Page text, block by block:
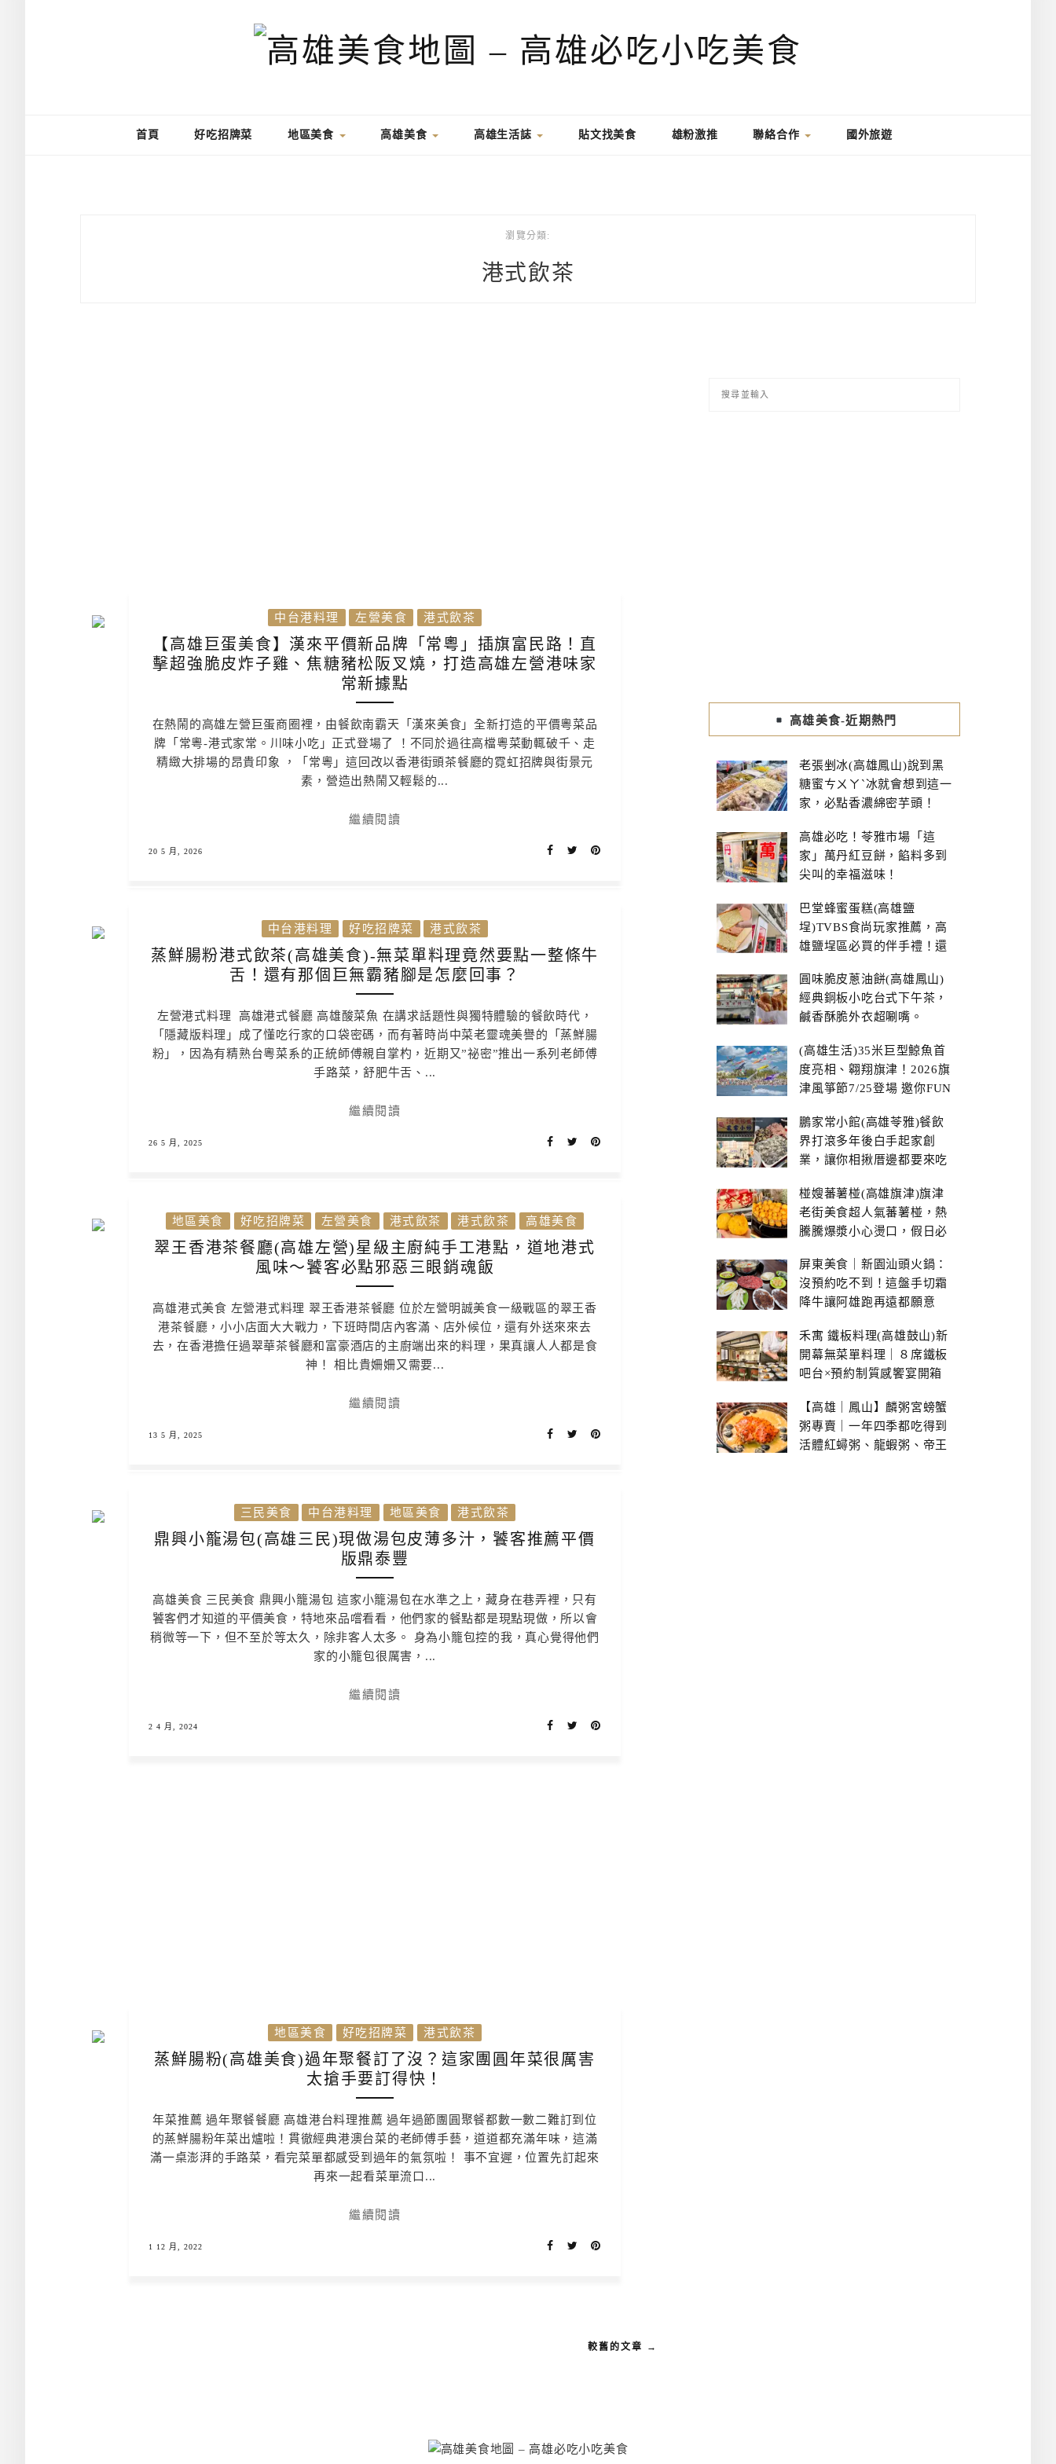
首頁 好吃招牌菜 地區美食 高雄美食 高雄生活誌 貼文找美食 雄粉激推 聯絡合作 國外旅遊
瀏覽分類:
港式飲茶
中台港料理 左營美食 港式飲茶
【高雄巨蛋美食】漢來平價新品牌「常粵」插旗富民路！直
擊超強脆皮炸子雞、焦糖豬松阪叉燒，打造高雄左營港味家
常新據點
在熱鬧的高雄左營巨蛋商圈裡，由餐飲南霸天「漢來美食」全新打造的平價粵菜品
牌「常粵-港式家常。川味小吃」正式登場了 ！不同於過往高檔粵菜動輒破千、走
精緻大排場的昂貴印象 ，「常粵」這回改以香港街頭茶餐廳的霓虹招牌與街景元
素，營造出熱鬧又輕鬆的...
繼續閱讀
20 5 月, 2026
中台港料理 好吃招牌菜 港式飲茶
蒸鮮腸粉港式飲茶(高雄美食)-無菜單料理竟然要點一整條牛
舌！還有那個巨無霸豬腳是怎麼回事？
左營港式料理 高雄港式餐廳 高雄酸菜魚 在講求話題性與獨特體驗的餐飲時代，
「隱藏版料理」成了懂吃行家的口袋密碼，而有著時尚中菜老靈魂美譽的「蒸鮮腸
粉」，因為有精熟台粵菜系的正統師傅親自掌杓，近期又”祕密”推出一系列老師傅
手路菜，舒肥牛舌、...
繼續閱讀
26 5 月, 2025
地區美食 好吃招牌菜 左營美食 港式飲茶 港式飲茶 高雄美食
翠王香港茶餐廳(高雄左營)星級主廚純手工港點，道地港式
風味～饕客必點邪惡三眼銷魂飯
高雄港式美食 左營港式料理 翠王香港茶餐廳 位於左營明誠美食一級戰區的翠王香
港茶餐廳，小小店面大大戰力，下班時間店內客滿、店外候位，還有外送來來去
去，在香港擔任過翠華茶餐廳和富豪酒店的主廚端出來的料理，果真讓人人都是食
神！ 相比貴姍姍又需要...
繼續閱讀
13 5 月, 2025
三民美食 中台港料理 地區美食 港式飲茶
鼎興小籠湯包(高雄三民)現做湯包皮薄多汁，饕客推薦平價
版鼎泰豐
高雄美食 三民美食 鼎興小籠湯包 這家小籠湯包在水準之上，藏身在巷弄裡，只有
饕客們才知道的平價美食，特地來品嚐看看，他們家的餐點都是現點現做，所以會
稍微等一下，但不至於等太久，除非客人太多。 身為小籠包控的我，真心覺得他們
家的小籠包很厲害，...
繼續閱讀
2 4 月, 2024
地區美食 好吃招牌菜 港式飲茶
蒸鮮腸粉(高雄美食)過年聚餐訂了沒？這家團圓年菜很厲害
太搶手要訂得快！
年菜推薦 過年聚餐餐廳 高雄港台料理推薦 過年過節團圓聚餐都數一數二難訂到位
的蒸鮮腸粉年菜出爐啦！貫徹經典港澳台菜的老師傅手藝，道道都充滿年味，這滿
滿一桌澎湃的手路菜，看完菜單都感受到過年的氣氛啦！ 事不宜遲，位置先訂起來
再來一起看菜單流口...
繼續閱讀
1 12 月, 2022
較舊的文章 →
高雄美食-近期熱門
老張剉冰(高雄鳳山)說到黑
糖蜜ㄘㄨㄚˋ冰就會想到這一
家，必點香濃綿密芋頭！
高雄必吃！苓雅市場「這
家」萬丹紅豆餅，餡料多到
尖叫的幸福滋味！
巴堂蜂蜜蛋糕(高雄鹽
埕)TVBS食尚玩家推薦，高
雄鹽埕區必買的伴手禮！還
圓味脆皮蔥油餅(高雄鳳山)
經典銅板小吃台式下午茶，
鹹香酥脆外衣超唰嘴。
(高雄生活)35米巨型鯨魚首
度亮相、翱翔旗津！2026旗
津風箏節7/25登場 邀你FUN
鵬家常小館(高雄苓雅)餐飲
界打滾多年後白手起家創
業，讓你相揪厝邊都要來吃
椪嫂蕃薯椪(高雄旗津)旗津
老街美食超人氣蕃薯椪，熱
騰騰爆漿小心燙口，假日必
屏東美食｜新園汕頭火鍋：
沒預約吃不到！這盤手切霜
降牛讓阿雄跑再遠都願意
禾寓 鐵板料理(高雄鼓山)新
開幕無菜單料理｜８席鐵板
吧台×預約制質感饗宴開箱
【高雄｜鳳山】麟粥宮螃蟹
粥專賣｜一年四季都吃得到
活體紅蟳粥、龍蝦粥、帝王